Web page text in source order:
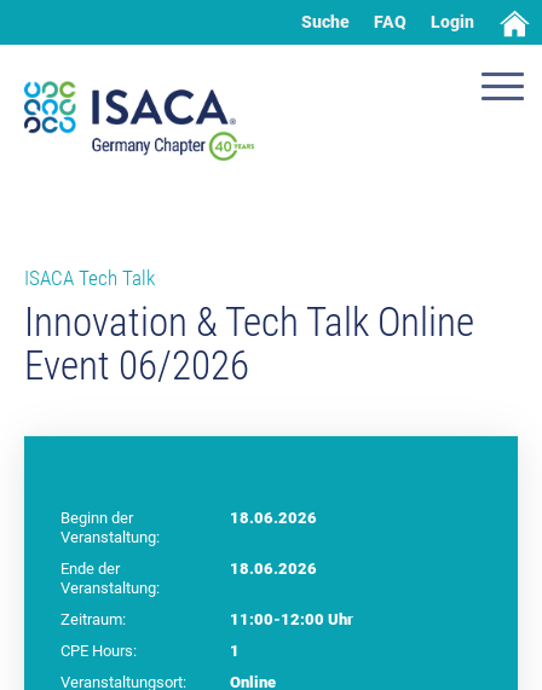
Suche FAQ Login
ISACA Tech Talk
Innovation & Tech Talk Online
Event 06/2026
Beginn der
Veranstaltung:
18.06.2026
Ende der
Veranstaltung:
18.06.2026
Zeitraum:
11:00-12:00 Uhr
CPE Hours:
1
Veranstaltungsort:
Online